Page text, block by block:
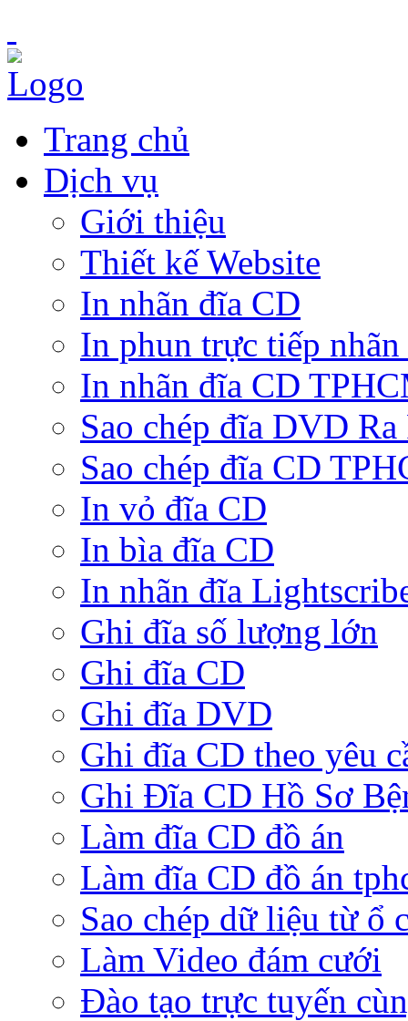
Trang chủ
Dịch vụ
Giới thiệu
Thiết kế Website
In nhãn đĩa CD
In phun trực tiếp
In nhãn đĩa CD
Sao chép đĩa DVD
Sao chép đĩa CD
In vỏ đĩa CD
In bìa đĩa CD
In nhãn đĩa
Ghi đĩa số lượng lớn
Ghi đĩa CD
Ghi đĩa DVD
Ghi đĩa CD theo yêu
Ghi Đĩa CD Hồ Sơ
Làm đĩa CD đồ án
Làm đĩa CD đồ án
Sao chép dữ liệu từ ổ
Làm Video đám cưới
Đào tạo trực tuyến